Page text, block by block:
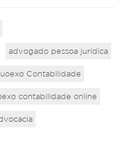
advogado pessoa jurídica
Contabilidade
contabilidade online